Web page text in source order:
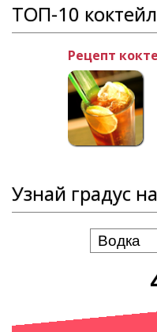
ТОП-10
Рецепт коктейля
Текила ×
Ликер
Кола × 80
Узнай градус